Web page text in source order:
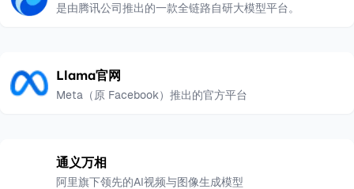
是由腾讯公司推出的一款全链路自研大模型平台。
Llama官网
Meta（原 Facebook）推出的官方平台
通义万相
阿里旗下领先的AI视频与图像生成模型